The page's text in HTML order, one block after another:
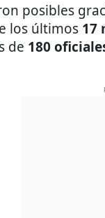
posibles
los últimos 17
de 180